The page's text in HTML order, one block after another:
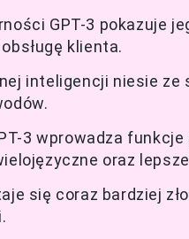
GPT-3 pokazuje
klienta.
inteligencji niesie
3 wprowadza
oraz
się coraz bardziej